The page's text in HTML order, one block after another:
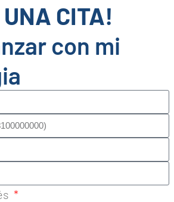
UNA CITA!
con mi